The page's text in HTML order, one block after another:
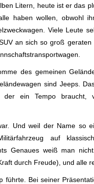
Litern, heute ist er das
haben wollen, obwohl
Viele Leute
an sich so groß geraten
des gemeinen
sind Jeeps.
ein Tempo braucht,
Und weil der Name so
auf
Genaues weiß man
durch Freude), und alle
führte. Bei seiner